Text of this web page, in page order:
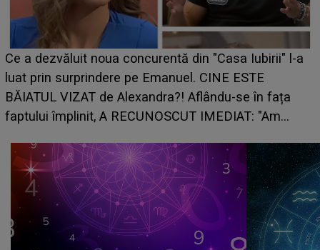
HOROSCOP de weekend, 8-9 august 2026. Zodia
care riscă să rămână fără bani. O decizie luată în
grabă îi aduce pierderi semnificative și îi dă toate
planurile peste cap